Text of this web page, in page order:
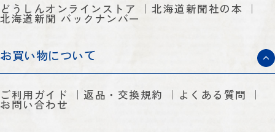
どうしんオンラインストア 北海道新聞社の本
北海道新聞 バックナンバー
お買い物について
ご利用ガイド 返品・交換規約 よくある質問
お問い合わせ